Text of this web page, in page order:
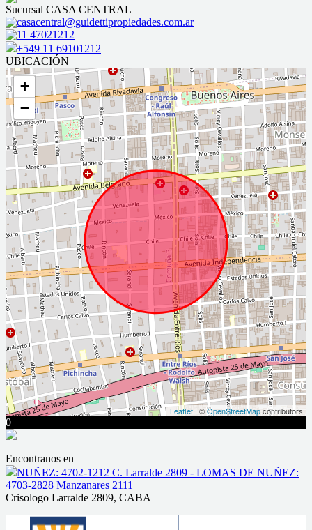
Sucursal CASA CENTRAL
casacentral@guidettipropiedades.com.ar
11 47021212
+549 11 69101212
UBICACIÓN
+
−
Leaflet | ©OpenStreetMapcontributors
0
Encontranos en
NUÑEZ: 4702-1212 C. Larralde 2809 - LOMAS DE NUÑEZ:
4703-2828 Manzanares 2111
Crisologo Larralde 2809, CABA